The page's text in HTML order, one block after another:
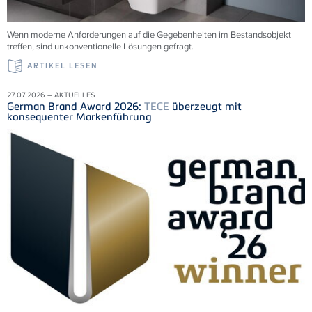
Wenn moderne Anforderungen auf die Gegebenheiten im Bestandsobjekt
treffen, sind unkonventionelle Lösungen gefragt.
ARTIKEL LESEN
27.07.2026 – AKTUELLES
German Brand Award 2026: TECE überzeugt mit
konsequenter Markenführung